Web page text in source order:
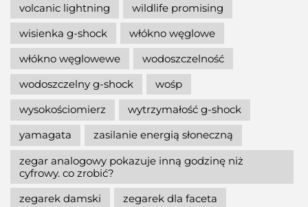
volcanic lightning
wildlife promising
wisienka g-shock
włókno węglowe
włókno węglowewe
wodoszczelność
wodoszczelny g-shock
wośp
wysokościomierz
wytrzymałość g-shock
yamagata
zasilanie energią słoneczną
zegar analogowy pokazuje inną godzinę niż
cyfrowy. co zrobić?
zegarek damski
zegarek dla faceta